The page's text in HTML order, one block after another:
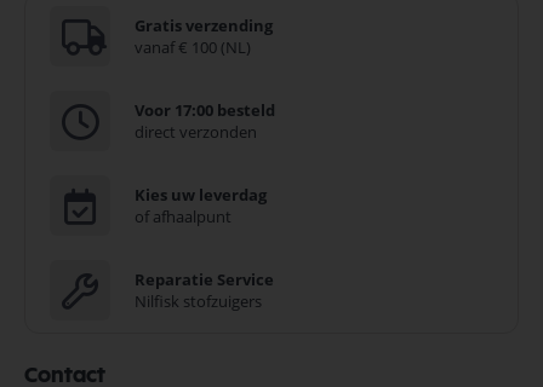
Gratis verzending
vanaf € 100 (NL)
Voor 17:00 besteld
direct verzonden
Kies uw leverdag
of afhaalpunt
Reparatie Service
Nilfisk stofzuigers
Contact